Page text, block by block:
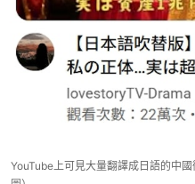
YouTube上可見大量翻譯成日語的中